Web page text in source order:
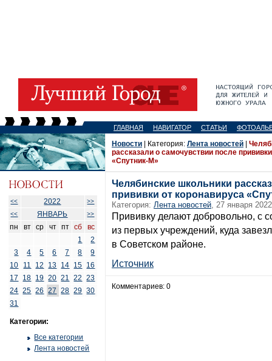
ГЛАВНАЯ НАВИГАТОР СТАТЬИ
<< 2022
>>
<<
ЯНВАРЬ >>
пн вт ср чт пт сб
вс
1
2
3
4 5 6 7 8
9
10
11 12 13 14 15 16
17
18 19 20 21 22
23
24 25 26 27 28 29 30
31
Категории:
Все категории
Лента новостей
Новости | Категория: Лента новостей
рассказали о самочувствии после
«Спутник-М»
Челябинские школьники
прививки от коронавируса
Категория: Лента новостей, 27 января
Прививку делают добровольно, с
из первых учреждений, куда
в Советском районе.
Источник
Комментариев: 0